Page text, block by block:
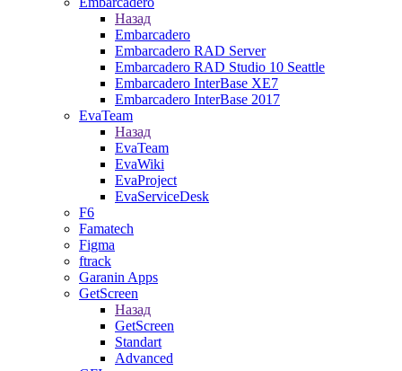
Назад
Embarcadero
Embarcadero RAD Server
Embarcadero RAD Studio 10 Seattle
Embarcadero InterBase XE7
Embarcadero InterBase 2017
EvaTeam
Назад
EvaTeam
EvaWiki
EvaProject
EvaServiceDesk
F6
Famatech
Figma
ftrack
Garanin Apps
GetScreen
Назад
GetScreen
Standart
Advanced